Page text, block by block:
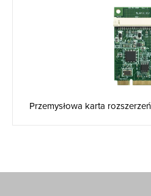
Przemysłowa karta